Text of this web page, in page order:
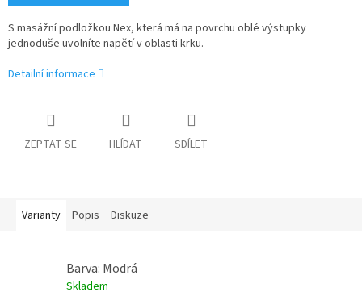
S masážní podložkou Nex, která má na povrchu oblé výstupky
jednoduše uvolníte napětí v oblasti krku.
Detailní informace
ZEPTAT SE HLÍDAT SDÍLET
Varianty Popis Diskuze
Barva: Modrá
Skladem